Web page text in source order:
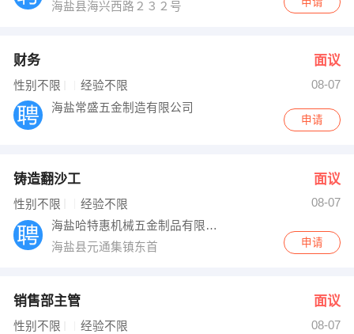
海盐县海兴西路２３２号
财务 面议
性别不限 经验不限
08-07
海盐常盛五金制造有限公司
申请
铸造翻沙工 面议
性别不限 经验不限
08-07
海盐哈特惠机械五金制品有限公司
海盐县元通集镇东首
申请
销售部主管 面议
性别不限 经验不限 08-07